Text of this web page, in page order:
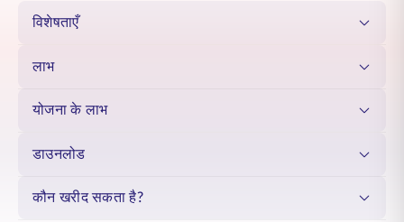
विशेषताएँ
लाभ
योजना के लाभ
डाउनलोड
कौन खरीद सकता है?